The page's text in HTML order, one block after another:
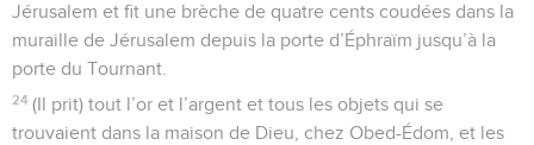
Jérusalem et fit une brèche de quatre cents coudées dans la
muraille de Jérusalem depuis la porte d’Éphraïm jusqu’à la
porte du Tournant.
24 (Il prit) tout l’or et l’argent et tous les objets qui se
trouvaient dans la maison de Dieu, chez Obed-Édom, et les